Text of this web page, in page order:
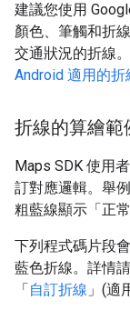
建議您使用
顏色、筆觸和折
交通狀況的折線
Android 適用的折
折線的算繪範
Maps SDK 使用
訂對應邏輯。舉
粗藍線顯示「正
下列程式碼片段
藍色折線。詳情
「自訂折線 」(適